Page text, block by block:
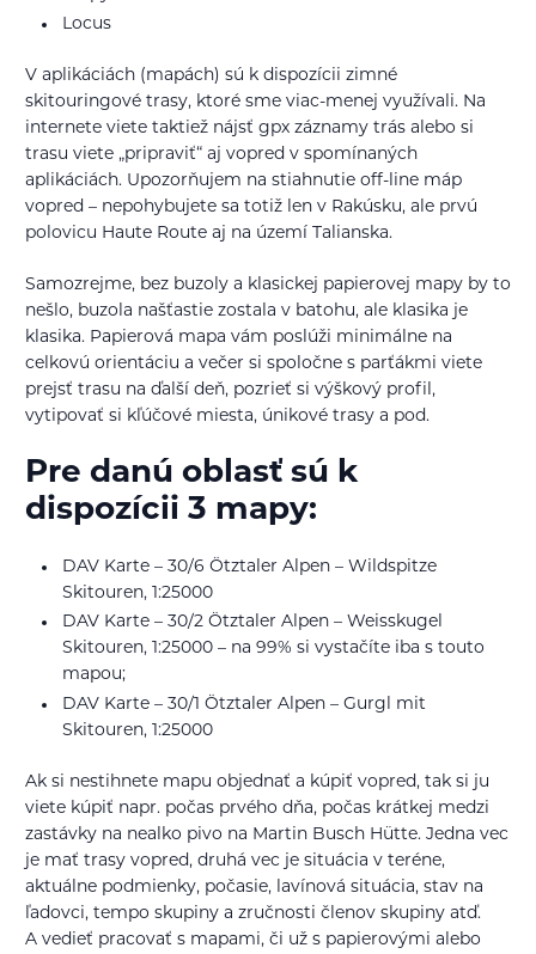
Locus
V aplikáciách (mapách) sú k dispozícii zimné
skitouringové trasy, ktoré sme viac-menej využívali. Na
internete viete taktiež nájsť gpx záznamy trás alebo si
trasu viete „pripraviť“ aj vopred v spomínaných
aplikáciách. Upozorňujem na stiahnutie off-line máp
vopred – nepohybujete sa totiž len v Rakúsku, ale prvú
polovicu Haute Route aj na území Talianska.
Samozrejme, bez buzoly a klasickej papierovej mapy by to
nešlo, buzola našťastie zostala v batohu, ale klasika je
klasika. Papierová mapa vám poslúži minimálne na
celkovú orientáciu a večer si spoločne s parťákmi viete
prejsť trasu na ďalší deň, pozrieť si výškový profil,
vytipovať si kľúčové miesta, únikové trasy a pod.
Pre danú oblasť sú k
dispozícii 3 mapy:
DAV Karte – 30/6 Ötztaler Alpen – Wildspitze
Skitouren, 1:25000
DAV Karte – 30/2 Ötztaler Alpen – Weisskugel
Skitouren, 1:25000 – na 99% si vystačíte iba s touto
mapou;
DAV Karte – 30/1 Ötztaler Alpen – Gurgl mit
Skitouren, 1:25000
Ak si nestihnete mapu objednať a kúpiť vopred, tak si ju
viete kúpiť napr. počas prvého dňa, počas krátkej medzi
zastávky na nealko pivo na Martin Busch Hütte. Jedna vec
je mať trasy vopred, druhá vec je situácia v teréne,
aktuálne podmienky, počasie, lavínová situácia, stav na
ľadovci, tempo skupiny a zručnosti členov skupiny atď.
A vedieť pracovať s mapami, či už s papierovými alebo